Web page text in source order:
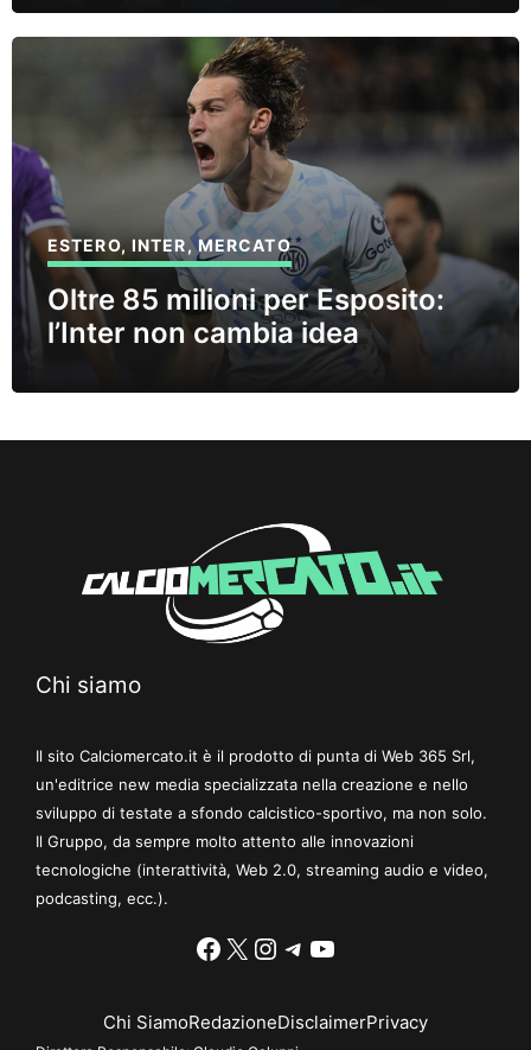
ESTERO, INTER,MERCATO
Oltre 85 milioni per Esposito:
l’Inter non cambia idea
Chi siamo
Il sito Calciomercato.it è il prodotto di punta di Web 365 Srl,
un'editrice new media specializzata nella creazione e nello
sviluppo di testate a sfondo calcistico-sportivo, ma non solo.
Il Gruppo, da sempre molto attento alle innovazioni
tecnologiche (interattività, Web 2.0, streaming audio e video,
podcasting, ecc.).
Facebook
X Instagram
Telegram
YouTube
Chi SiamoRedazioneDisclaimerPrivacy